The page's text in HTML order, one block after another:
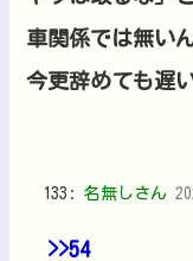
車関係では無い
今更辞めても遅
133: 名無しさん
>>54